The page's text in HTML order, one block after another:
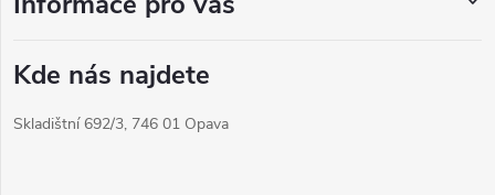
Kde nás najdete
Skladištní 692/3, 746 01 Opava